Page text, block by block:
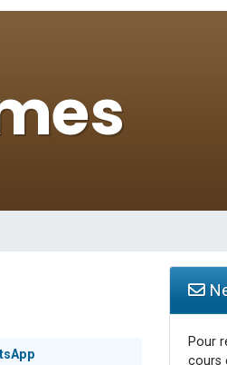
Pour
cours